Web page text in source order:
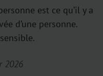
est ce qu’il y a
d’une personne.
2026